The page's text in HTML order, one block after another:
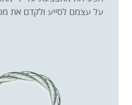
על עצמם לסייע ולקדם את